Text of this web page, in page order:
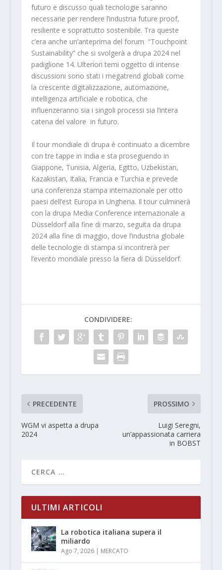
futuro e discusso quali tecnologie saranno
necessarie per rendere l’industria future proof,
resiliente e soprattutto sostenibile. Tra queste
c’era anche un’anteprima del forum “Touchpoint
Sustainability” che si svolgerà a drupa 2024 nel
padiglione 14. Ulteriori temi oggetto di intense
discussioni sono stati i megatrend globali come
la crescente digitalizzazione, automazione,
intelligenza artificiale e robotica, che
influenzeranno sia i singoli processi sia l’intera
catena del valore in futuro.
Il tour mondiale di drupa è continuato a dicembre
con tre tappe in India e sta proseguendo in
Giappone, Tunisia, Algeria, Egitto, Uzbekistan,
Kazakistan, Italia, Francia e Turchia e prevede
una conferenza stampa internazionale per otto
paesi dell’est Europa in Ungheria. Il tour culminerà
con la drupa Media Conference internazionale a
Düsseldorf alla fine di marzo, seguita da drupa
2024 alla fine di maggio, dove l’industria globale
delle tecnologie di stampa si incontrerà per
l’evento mondiale presso la fiera di Düsseldorf.
CONDIVIDERE:
PRECEDENTE
WGM vi aspetta a drupa
2024
PROSSIMO
Luigi Seregni,
un’appassionata carriera
in BOBST
ULTIMI ARTICOLI
La robotica italiana supera il
miliardo
Ago 7, 2026| MERCATO